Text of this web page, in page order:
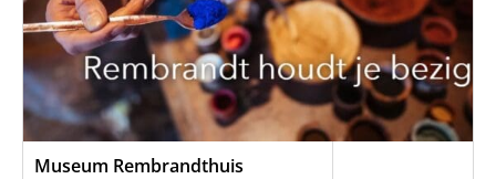
Museum Rembrandthuis